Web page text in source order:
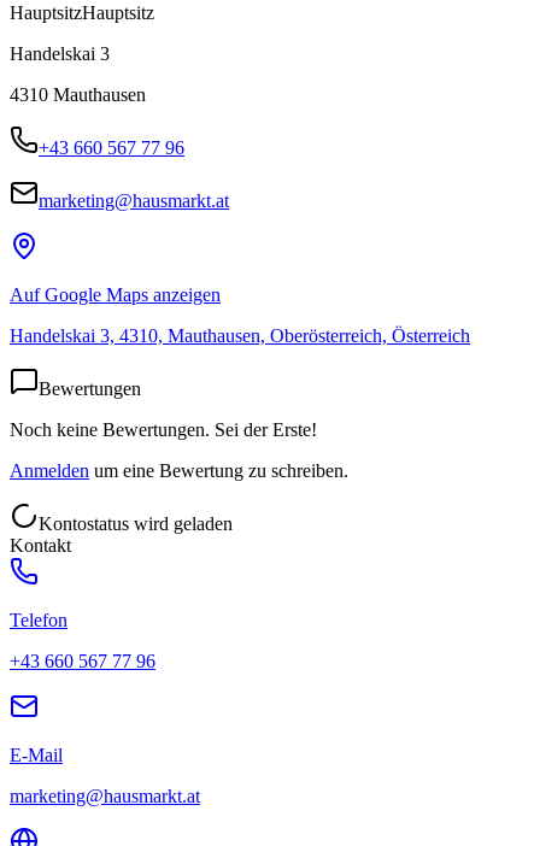
HauptsitzHauptsitz
Handelskai 3
4310 Mauthausen
+43 660 567 77 96
marketing@hausmarkt.at
Auf Google Maps anzeigen
Handelskai 3, 4310, Mauthausen, Oberösterreich, Österreich
Bewertungen
Noch keine Bewertungen. Sei der Erste!
Anmelden um eine Bewertung zu schreiben.
Kontostatus wird geladen
Kontakt
Telefon
+43 660 567 77 96
E-Mail
marketing@hausmarkt.at